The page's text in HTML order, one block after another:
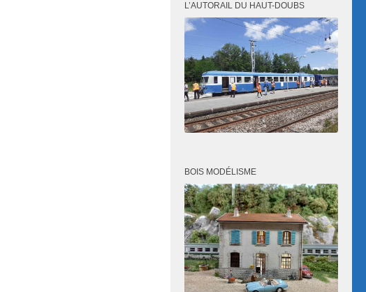
L’AUTORAIL DU HAUT-DOUBS
BOIS MODÉLISME